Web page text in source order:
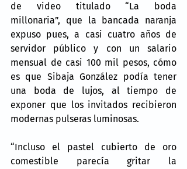
de video titulado “La boda
millonaria”, que la bancada naranja
expuso pues, a casi cuatro años de
servidor público y con un salario
mensual de casi 100 mil pesos, cómo
es que Sibaja González podía tener
una boda de lujos, al tiempo de
exponer que los invitados recibieron
modernas pulseras luminosas.
“Incluso el pastel cubierto de oro
comestible parecía gritar la